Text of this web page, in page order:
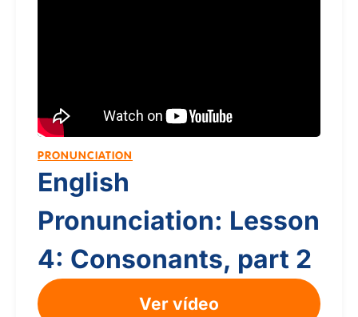
PRONUNCIATION
English
Pronunciation: Lesson
4: Consonants, part 2
Ver vídeo